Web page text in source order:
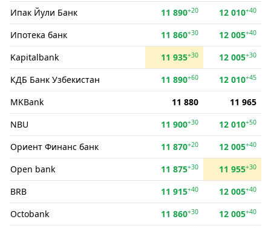
Ипак Йули Банк 11 890+20 12 010+40
Ипотека банк 11 860+30 12 005+40
Kapitalbank 11 935+30 12 005+30
КДБ Банк Узбекистан 11 890+60 12 010+45
MKBank 11 880
11 965
NBU
11 900+30 12 010+50
Ориент Финанс банк 11 870+20 12 005+40
Open bank 11 875+30 11 955+30
BRB 11 915+40 12 005+40
Octobank 11 860+30 12 005+40